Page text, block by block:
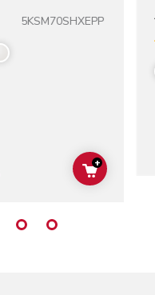
5KSM70SHXEPP
ADD TO
+